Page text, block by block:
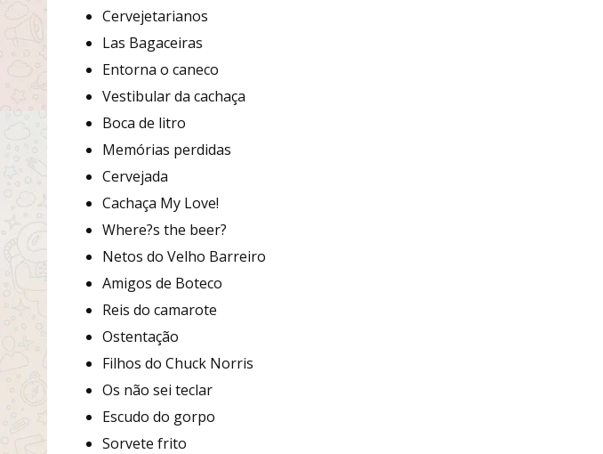
Cervejetarianos
Las Bagaceiras
Entorna o caneco
Vestibular da cachaça
Boca de litro
Memórias perdidas
Cervejada
Cachaça My Love!
Where?s the beer?
Netos do Velho Barreiro
Amigos de Boteco
Reis do camarote
Ostentação
Filhos do Chuck Norris
Os não sei teclar
Escudo do gorpo
Sorvete frito